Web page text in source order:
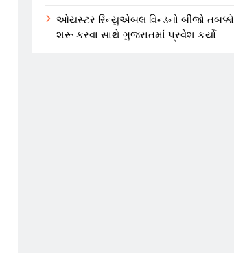
ઓયસ્ટર રિન્યુએબલ વિન્ડનો બીજો તબક્કો
શરૂ કરવા સાથે ગુજરાતમાં પ્રવેશ કર્યો